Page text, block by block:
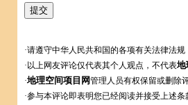
·请遵守中华人民共和国的各项有关法律法规
·以上网友评论仅代表其个人观点，不代表地
·地理空间项目网管理人员有权保留或删除
·参与本评论即表明您已经阅读并接受上述条